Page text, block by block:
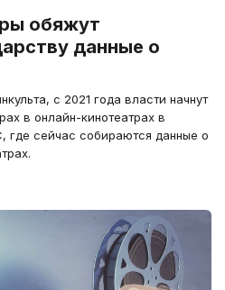
обяжут
данные о
с 2021 года власти начнут
в онлайн-кинотеатрах в
где сейчас собираются данные о